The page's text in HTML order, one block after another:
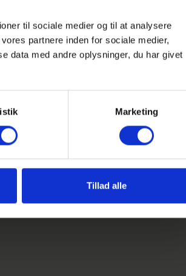
til sociale medier og til at analysere
partnere inden for sociale medier,
data med andre oplysninger, du har givet
Marketing
Tillad alle
der